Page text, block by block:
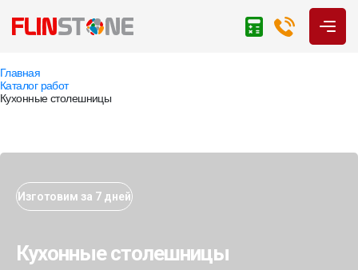
Главная
Каталог работ
Кухонные столешницы
Изготовим за 7 дней
Кухонные столешницы